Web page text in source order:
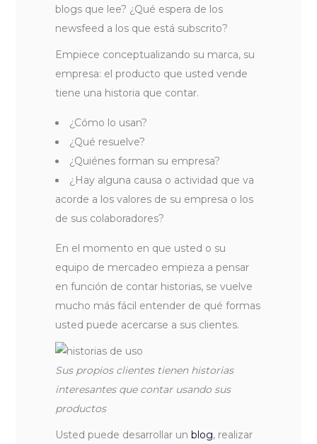
blogs que lee? ¿Qué espera de los
newsfeed a los que está subscrito?
Empiece conceptualizando su marca, su
empresa: el producto que usted vende
tiene una historia que contar.
¿Cómo lo usan?
¿Qué resuelve?
¿Quiénes forman su empresa?
¿Hay alguna causa o actividad que va
acorde a los valores de su empresa o los
de sus colaboradores?
En el momento en que usted o su
equipo de mercadeo empieza a pensar
en función de contar historias, se vuelve
mucho más fácil entender de qué formas
usted puede acercarse a sus clientes.
Sus propios clientes tienen historias
interesantes que contar usando sus
productos
Usted puede desarrollar unblog, realizar